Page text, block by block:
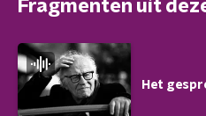
Fragmenten uit
Het